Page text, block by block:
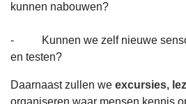
kunnen nabouwen?
- Kunnen we zelf nieuwe
en testen?
Daarnaast zullen we excursies,